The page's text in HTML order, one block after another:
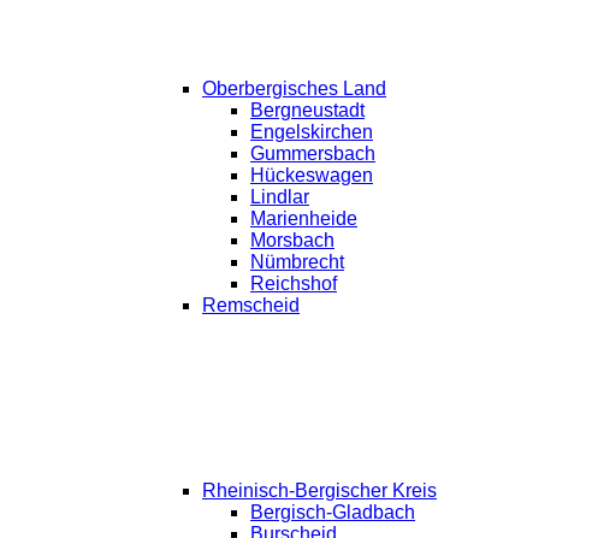
Oberbergisches Land
Bergneustadt
Engelskirchen
Gummersbach
Hückeswagen
Lindlar
Marienheide
Morsbach
Nümbrecht
Reichshof
Remscheid
Rheinisch-Bergischer Kreis
Bergisch-Gladbach
Burscheid